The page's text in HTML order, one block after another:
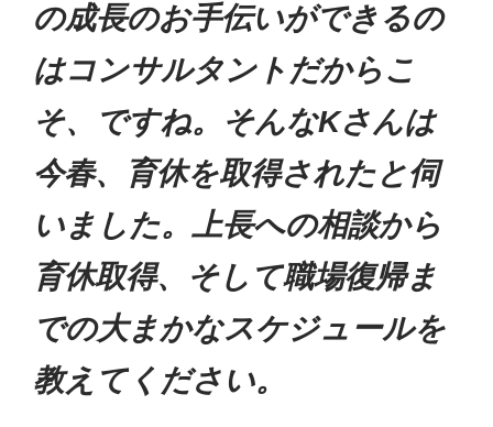
の成長のお手伝いができるの
はコンサルタントだからこ
そ、ですね。そんなKさんは
今春、育休を取得されたと伺
いました。上長への相談から
育休取得、そして職場復帰ま
での大まかなスケジュールを
教えてください。